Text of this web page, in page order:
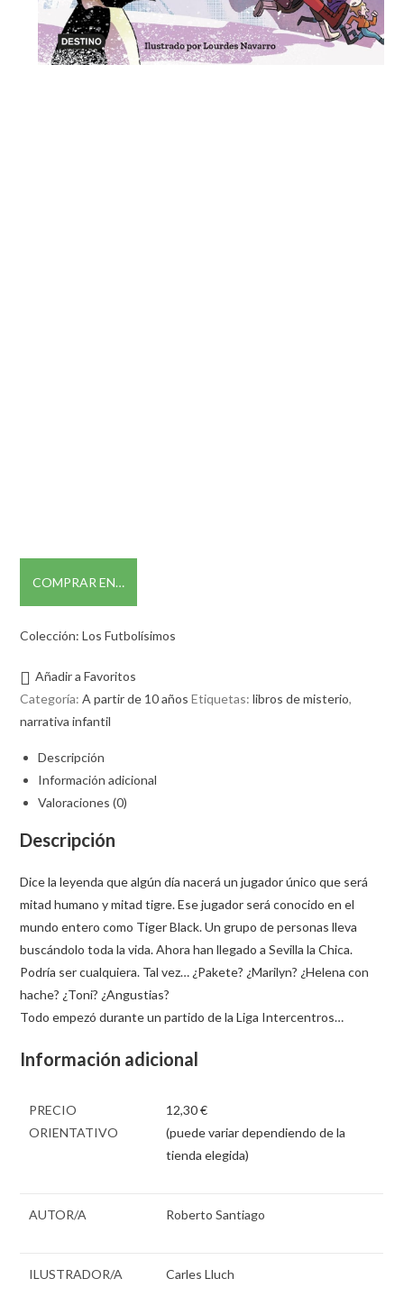
COMPRAR EN…
Colección: Los Futbolísimos
Añadir a Favoritos
Categoría:A partir de 10 años Etiquetas:libros de misterio,
narrativa infantil
Descripción
Información adicional
Valoraciones (0)
Descripción
Dice la leyenda que algún día nacerá un jugador único que será
mitad humano y mitad tigre. Ese jugador será conocido en el
mundo entero como Tiger Black. Un grupo de personas lleva
buscándolo toda la vida. Ahora han llegado a Sevilla la Chica.
Podría ser cualquiera. Tal vez… ¿Pakete? ¿Marilyn? ¿Helena con
hache? ¿Toni? ¿Angustias?
Todo empezó durante un partido de la Liga Intercentros…
Información adicional
PRECIO
ORIENTATIVO
12,30 €
(puede variar dependiendo de la
tienda elegida)
AUTOR/A Roberto Santiago
ILUSTRADOR/A Carles Lluch